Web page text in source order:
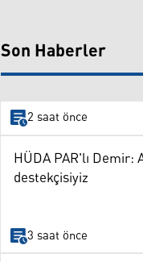
Son Haberler
2 saat önce
HÜDA PAR'lı Demir:
destekçisiyiz
3 saat önce